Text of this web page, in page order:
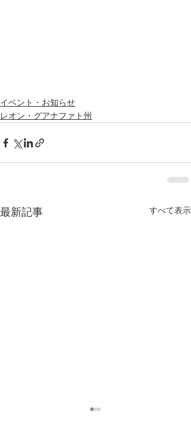
イベント・お知らせ
レオン・グアナファト州
最新記事 すべて表示